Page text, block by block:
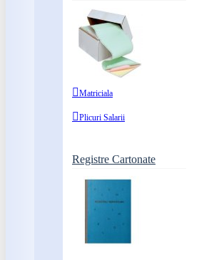
Matriciala
Plicuri Salarii
Registre Cartonate